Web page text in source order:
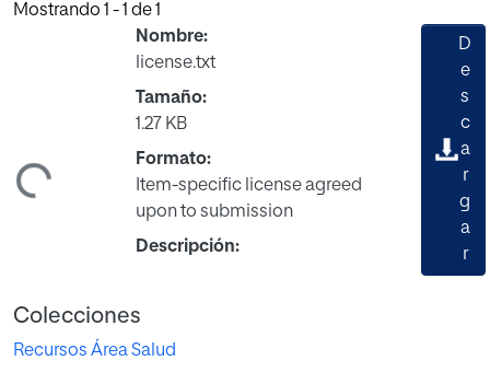
Mostrando 1 - 1 de 1
Nombre:
license.txt
Tamaño:
1.27 KB
Formato:
Item-specific license agreed
upon to submission
Descripción:
D
e
s
c
a
r
g
a
r
Colecciones
Recursos Área Salud